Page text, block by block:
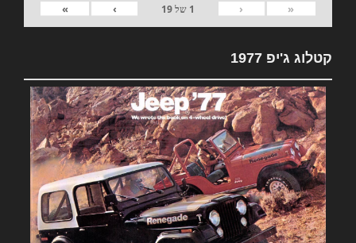
«
‹
1 של19
›
»
קטלוג ג'יפ 1977